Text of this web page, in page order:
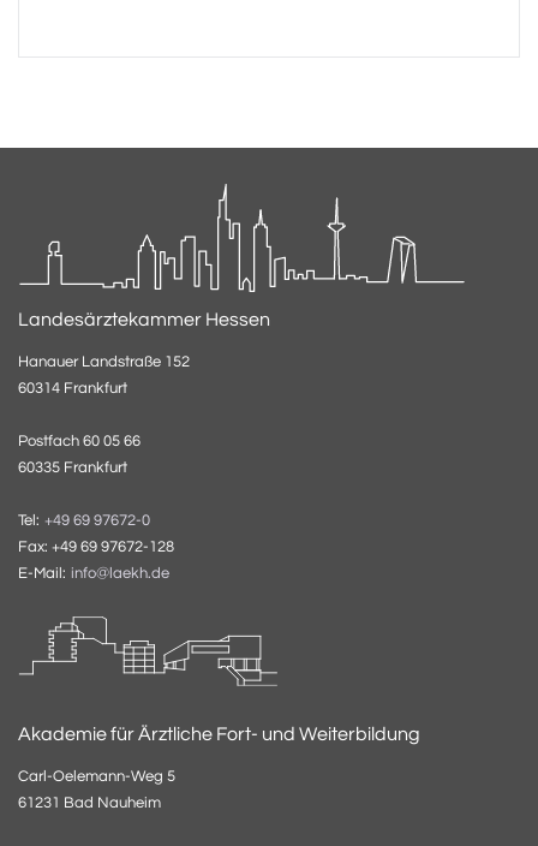
Landesärztekammer Hessen
Hanauer Landstraße 152
60314 Frankfurt
Postfach 60 05 66
60335 Frankfurt
Tel: +49 69 97672-0
Fax: +49 69 97672-128
E-Mail: info@laekh.de
Akademie für Ärztliche Fort- und Weiterbildung
Carl-Oelemann-Weg 5
61231 Bad Nauheim